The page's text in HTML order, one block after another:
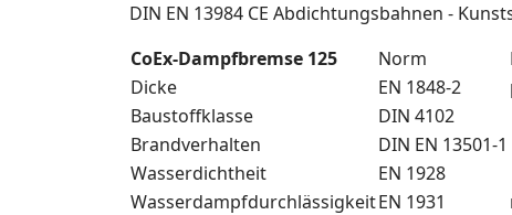
DIN EN 13984 CE Abdichtungsbahnen -
CoEx-Dampfbremse 125
Norm
Dicke
EN 1848-2
Baustoffklasse
DIN 4102
Brandverhalten
DIN EN 13501-1
Wasserdichtheit
EN 1928
WasserdampfdurchlässigkeitEN 1931